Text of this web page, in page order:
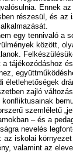
Ennek
részesül, és az
egy tennivaló a
között,
tájékozódáshoz
életlehetőségek
zajló
szemléletű
– és a
nevelés
iskolai
valamint az